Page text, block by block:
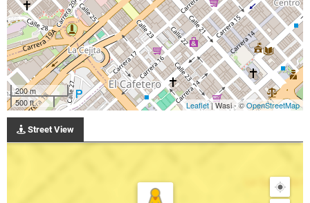
200 m
500 ft
Leaflet| Wasi - ©OpenStreetMap
Street View